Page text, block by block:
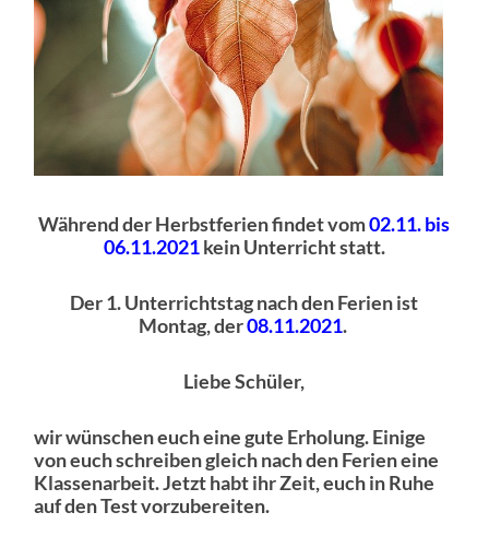
Während der Herbstferien findet vom02.11. bis
06.11.2021kein Unterricht statt.
Der 1. Unterrichtstag nach den Ferien ist
Montag, der08.11.2021.
Liebe Schüler,
wir wünschen euch eine gute Erholung. Einige
von euch schreiben gleich nach den Ferien eine
Klassenarbeit. Jetzt habt ihr Zeit, euch in Ruhe
auf den Test vorzubereiten.